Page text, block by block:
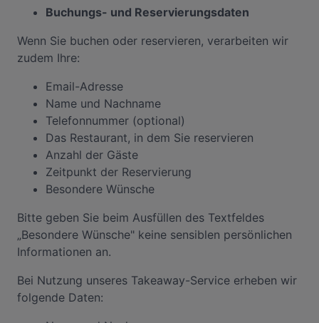
Buchungs- und Reservierungsdaten
Wenn Sie buchen oder reservieren, verarbeiten wir
zudem Ihre:
Email-Adresse
Name und Nachname
Telefonnummer (optional)
Das Restaurant, in dem Sie reservieren
Anzahl der Gäste
Zeitpunkt der Reservierung
Besondere Wünsche
Bitte geben Sie beim Ausfüllen des Textfeldes
„Besondere Wünsche" keine sensiblen persönlichen
Informationen an.
Bei Nutzung unseres Takeaway-Service erheben wir
folgende Daten: